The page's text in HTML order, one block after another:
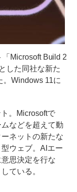
Microsoft Build 2
した同社な新た
。Windows 11に
。Microsoftで
などを超えて動
ネットの新たな
ウェブ。AIエー
思決定を行な
ている。